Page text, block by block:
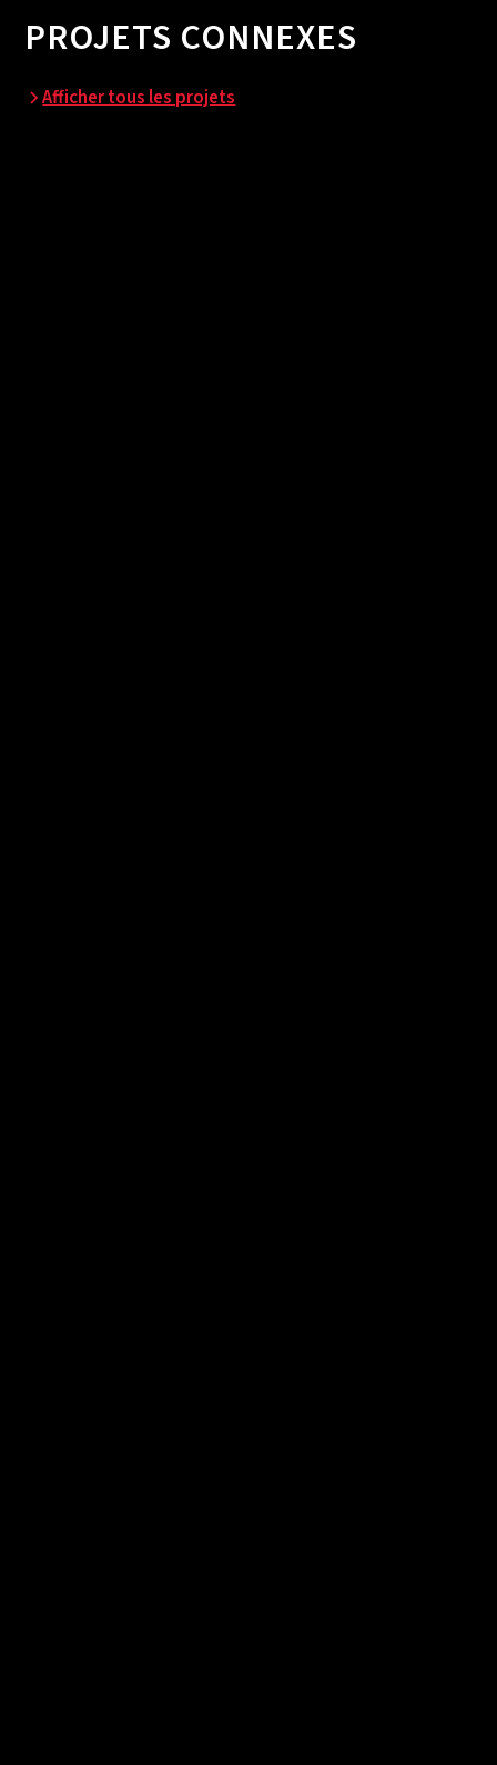
PROJETS CONNEXES
Afficher tous les projets